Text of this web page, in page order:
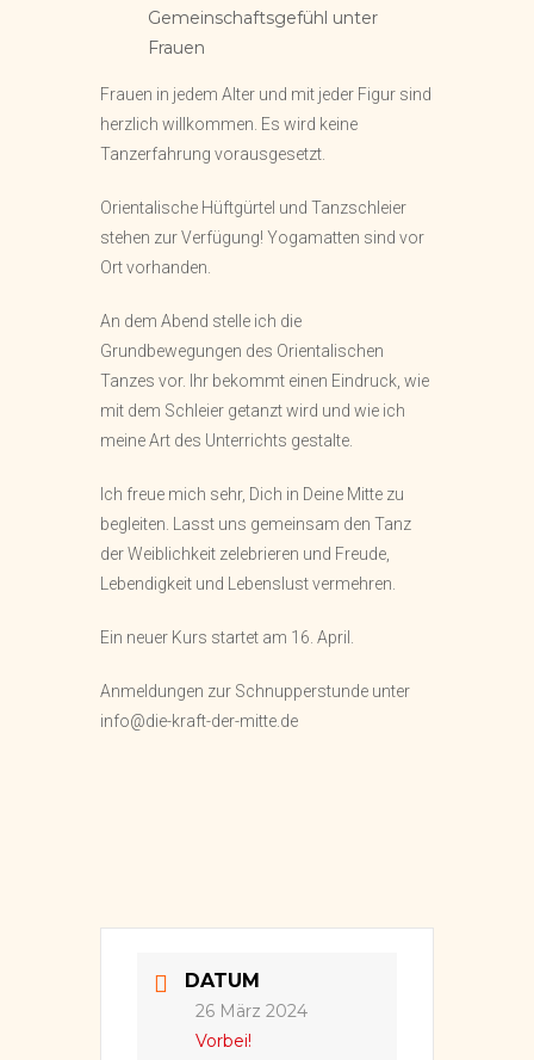
Gemeinschaftsgefühl unter
Frauen
Frauen in jedem Alter und mit jeder Figur sind
herzlich willkommen. Es wird keine
Tanzerfahrung vorausgesetzt.
Orientalische Hüftgürtel und Tanzschleier
stehen zur Verfügung! Yogamatten sind vor
Ort vorhanden.
An dem Abend stelle ich die
Grundbewegungen des Orientalischen
Tanzes vor. Ihr bekommt einen Eindruck, wie
mit dem Schleier getanzt wird und wie ich
meine Art des Unterrichts gestalte.
Ich freue mich sehr, Dich in Deine Mitte zu
begleiten. Lasst uns gemeinsam den Tanz
der Weiblichkeit zelebrieren und Freude,
Lebendigkeit und Lebenslust vermehren.
Ein neuer Kurs startet am 16. April.
Anmeldungen zur Schnupperstunde unter
info@die-kraft-der-mitte.de
DATUM
26 März 2024
Vorbei!